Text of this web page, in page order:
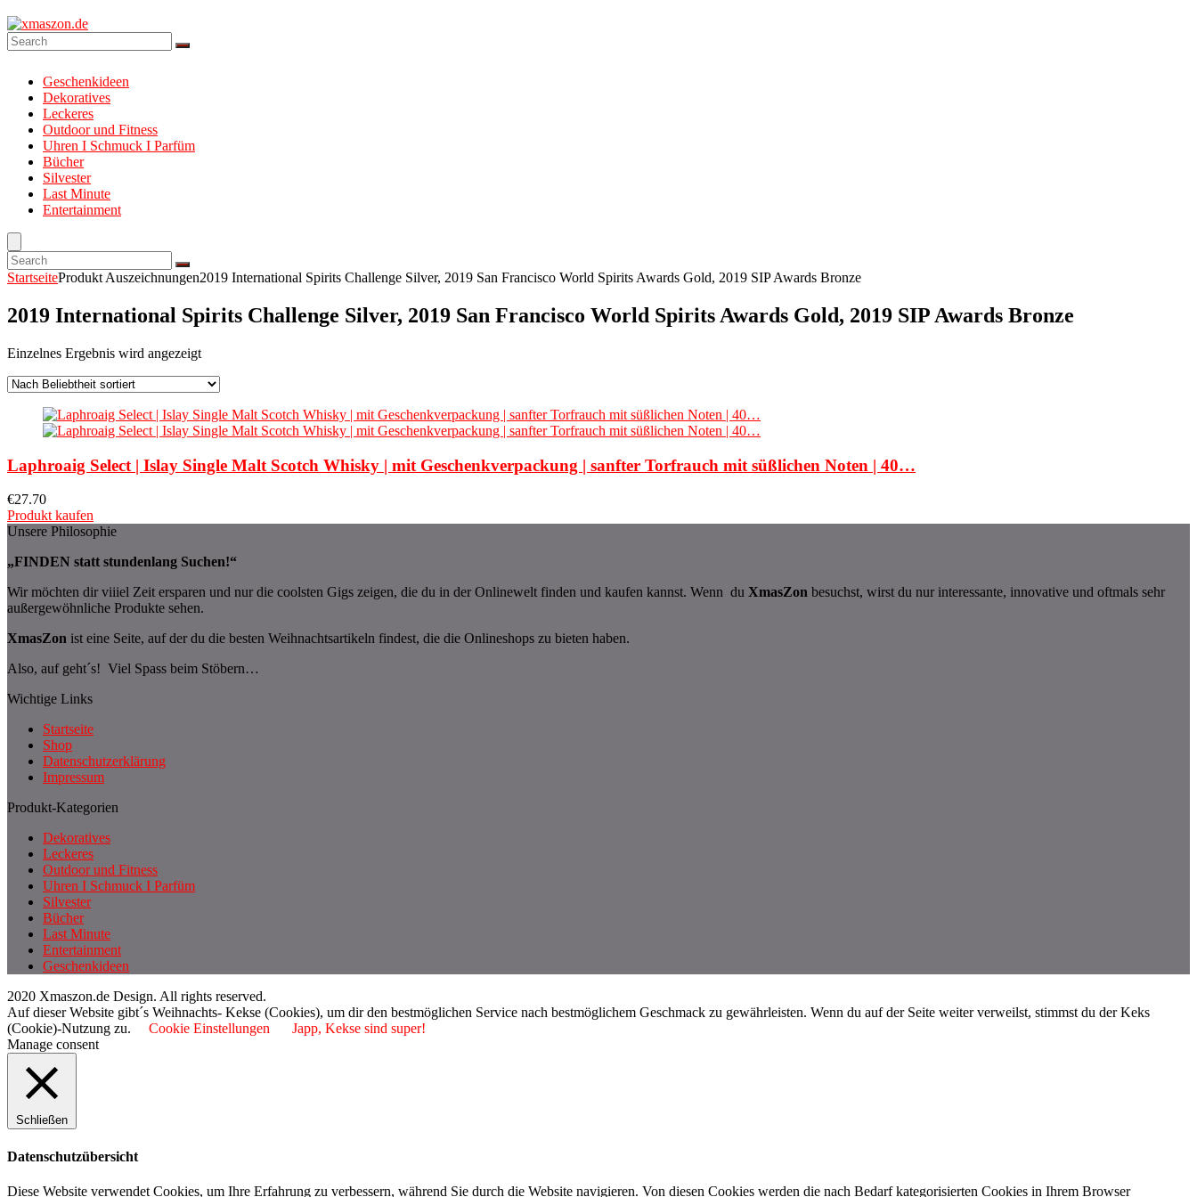
Geschenkideen
Dekoratives
Leckeres
Outdoor und Fitness
Uhren I Schmuck I Parfüm
Bücher
Silvester
Last Minute
Entertainment
StartseiteProdukt Auszeichnungen2019 International Spirits Challenge Silver, 2019 San Francisco World Spirits Awards Gold, 2019 SIP Awards Bronze
2019 International Spirits Challenge Silver, 2019 San Francisco World Spirits Awards Gold, 2019 SIP Awards Bronze
Einzelnes Ergebnis wird angezeigt
Laphroaig Select | Islay Single Malt Scotch Whisky | mit Geschenkverpackung | sanfter Torfrauch mit süßlichen Noten | 40…
€27.70
Produkt kaufen
Unsere Philosophie
„FINDEN statt stundenlang Suchen!“
Wir möchten dir viiiel Zeit ersparen und nur die coolsten Gigs zeigen, die du in der Onlinewelt finden und kaufen kannst. Wenn du XmasZon besuchst, wirst du nur interessante, innovative und oftmals sehr
außergewöhnliche Produkte sehen.
XmasZon ist eine Seite, auf der du die besten Weihnachtsartikeln findest, die die Onlineshops zu bieten haben.
Also, auf geht´s! Viel Spass beim Stöbern…
Wichtige Links
Startseite
Shop
Datenschutzerklärung
Impressum
Produkt-Kategorien
Dekoratives
Leckeres
Outdoor und Fitness
Uhren I Schmuck I Parfüm
Silvester
Bücher
Last Minute
Entertainment
Geschenkideen
2020 Xmaszon.de Design. All rights reserved.
Auf dieser Website gibt´s Weihnachts- Kekse (Cookies), um dir den bestmöglichen Service nach bestmöglichem Geschmack zu gewährleisten. Wenn du auf der Seite weiter verweilst, stimmst du der Keks
(Cookie)-Nutzung zu.
Cookie Einstellungen
Japp, Kekse sind super!
Manage consent
Schließen
Datenschutzübersicht
Diese Website verwendet Cookies, um Ihre Erfahrung zu verbessern, während Sie durch die Website navigieren. Von diesen Cookies werden die nach Bedarf kategorisierten Cookies in Ihrem Browser